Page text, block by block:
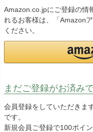
Amazon.co.jpにご登録の情
れるお客様は、「Amazon
ください。
まだご登録がお済み
会員登録をしていただきま
です。
新規会員ご登録で100ポイ